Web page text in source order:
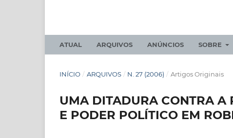
ATUAL ARQUIVOS ANÚNCIOS SOBRE
INÍCIO / ARQUIVOS / N. 27 (2006) / Artigos Originais
UMA DITADURA CONTRA A
E PODER POLÍTICO EM